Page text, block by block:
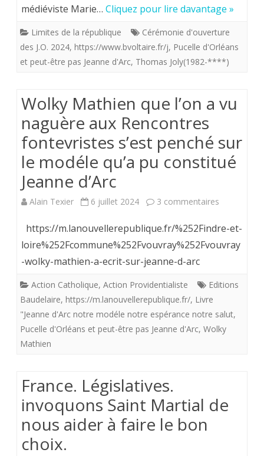
d’Arc,
une
des
plus
travesties
de
l’histoire”
médiéviste Marie… Cliquez pour lire davantage »
Limites de la république
Cérémonie d'ouverture
des J.O. 2024, https://www.bvoltaire.fr/j, Pucelle d'Orléans
et peut-être pas Jeanne d'Arc, Thomas Joly(1982-****)
Wolky Mathien que l’on a vu
naguère aux Rencontres
fontevristes s’est penché sur
le modéle qu’a pu constitué
Jeanne d’Arc
Alain Texier 6 juillet 2024 3 commentaires
Mathien
l’on
vu
fontevristes
https://m.lanouvellerepublique.fr/%252Findre-et-
loire%252Fcommune%252Fvouvray%252Fvouvray
-wolky-mathien-a-ecrit-sur-jeanne-d-arc
Action Catholique, Action Providentialiste
Editions
Baudelaire, https://m.lanouvellerepublique.fr/, Livre
"Jeanne d'Arc notre modéle notre espérance notre salut,
Pucelle d'Orléans et peut-être pas Jeanne d'Arc, Wolky
Mathien
France. Législatives.
invoquons Saint Martial de
nous aider à faire le bon
choix.